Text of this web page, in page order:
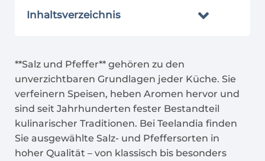
Inhaltsverzeichnis
**Salz und Pfeffer** gehören zu den
unverzichtbaren Grundlagen jeder Küche. Sie
verfeinern Speisen, heben Aromen hervor und
sind seit Jahrhunderten fester Bestandteil
kulinarischer Traditionen. Bei Teelandia finden
Sie ausgewählte Salz- und Pfeffersorten in
hoher Qualität – von klassisch bis besonders